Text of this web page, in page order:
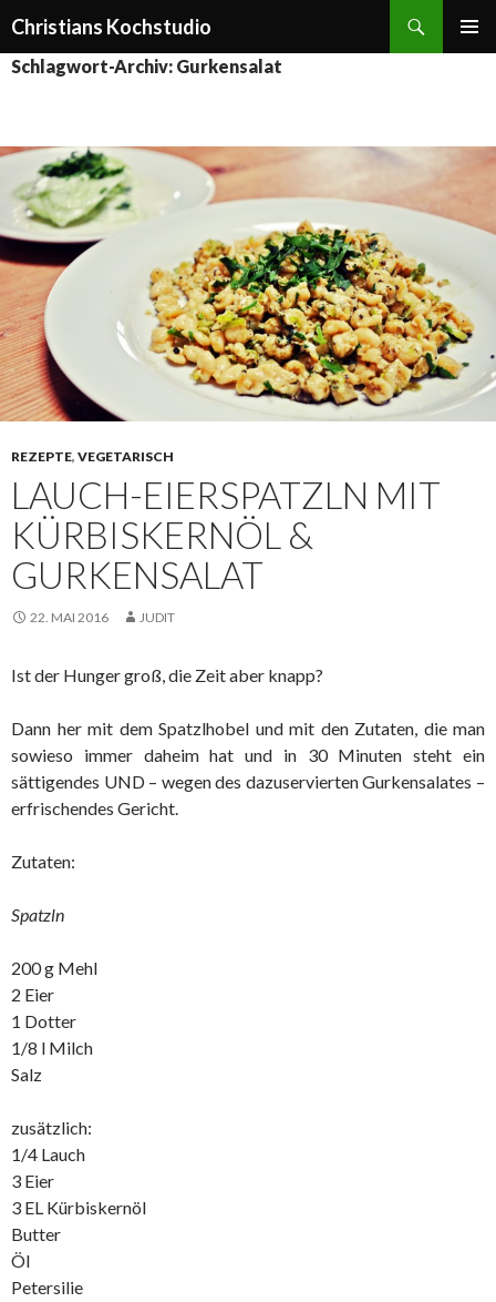
Christians Kochstudio
INHALT
Schlagwort-Archiv: Gurkensalat
REZEPTE, VEGETARISCH
LAUCH-EIERSPATZLN MIT
KÜRBISKERNÖL &
GURKENSALAT
22. MAI 2016 JUDIT
Ist der Hunger groß, die Zeit aber knapp?
Dann her mit dem Spatzlhobel und mit den Zutaten, die man
sowieso immer daheim hat und in 30 Minuten steht ein
sättigendes UND – wegen des dazuservierten Gurkensalates –
erfrischendes Gericht.
Zutaten:
Spatzln
200 g Mehl
2 Eier
1 Dotter
1/8 l Milch
Salz
zusätzlich:
1/4 Lauch
3 Eier
3 EL Kürbiskernöl
Butter
Öl
Petersilie